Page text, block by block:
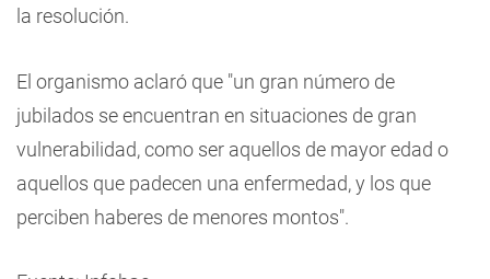
la resolución.
El organismo aclaró que "un gran número de
jubilados se encuentran en situaciones de gran
vulnerabilidad, como ser aquellos de mayor edad o
aquellos que padecen una enfermedad, y los que
perciben haberes de menores montos".